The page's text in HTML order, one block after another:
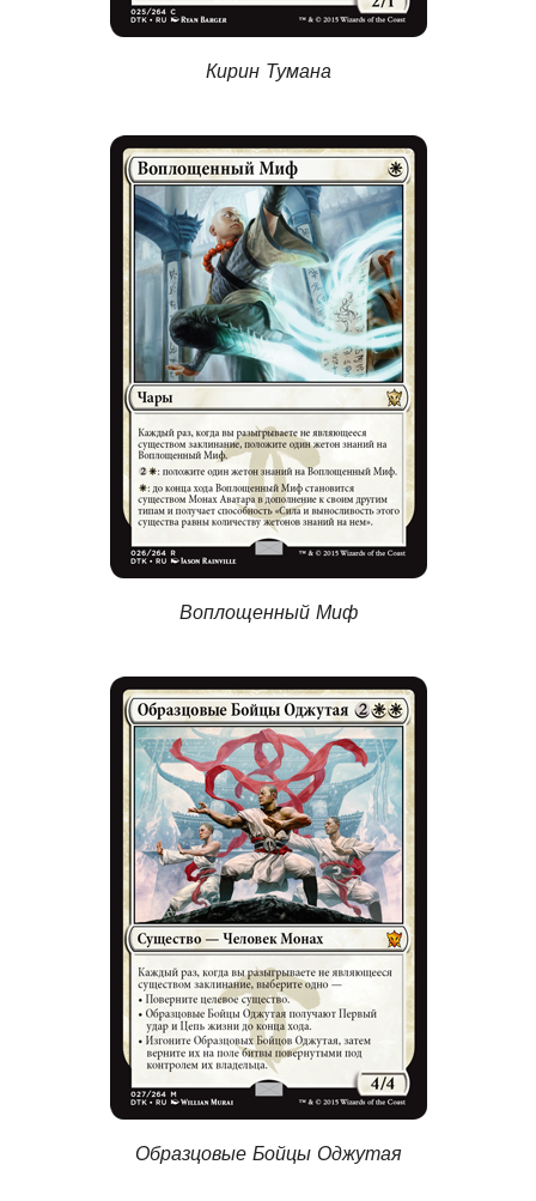
Кирин Тумана
Воплощенный Миф
Образцовые Бойцы Оджутая